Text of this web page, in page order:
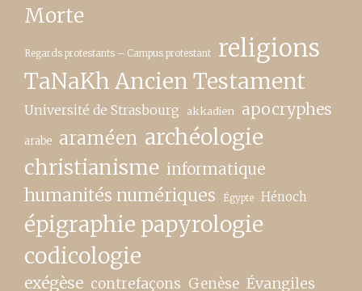
Morte
Regards protestants – Campus protestant religions
TaNaKh Ancien Testament
Université de Strasbourg akkadien apocryphes
arabe araméen archéologie
christianisme informatique
humanités numériques Égypte Hénoch
épigraphie papyrologie
codicologie
exégèse contrefaçons Genèse Évangiles